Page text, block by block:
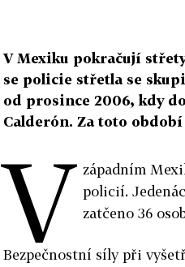
V Mexiku pokračují
se policie střetla se
od prosince 2006, kdy
Calderón. Za toto
V západním
policií.
zatčeno 36
Bezpečnostní síly při